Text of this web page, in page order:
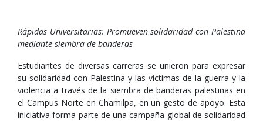
Rápidas Universitarias: Promueven solidaridad con Palestina
mediante siembra de banderas
Estudiantes de diversas carreras se unieron para expresar
su solidaridad con Palestina y las víctimas de la guerra y la
violencia a través de la siembra de banderas palestinas en
el Campus Norte en Chamilpa, en un gesto de apoyo. Esta
iniciativa forma parte de una campaña global de solidaridad